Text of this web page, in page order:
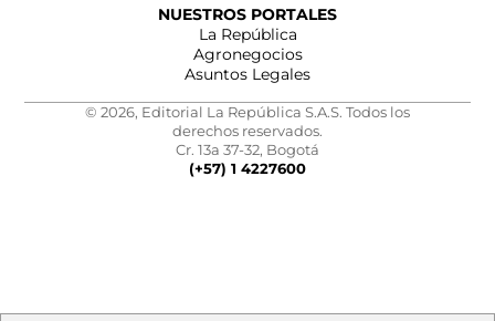
NUESTROS PORTALES
La República
Agronegocios
Asuntos Legales
© 2026, Editorial La República S.A.S. Todos los
derechos reservados.
Cr. 13a 37-32, Bogotá
(+57) 1 4227600